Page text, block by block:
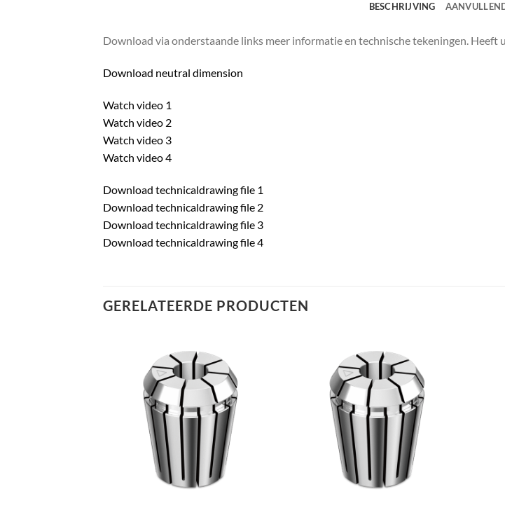
BESCHRIJVING
Download via onderstaande links meer informatie en technische tekeningen. Heeft
Download neutral dimension
Watch video 1
Watch video 2
Watch video 3
Watch video 4
Download technicaldrawing file 1
Download technicaldrawing file 2
Download technicaldrawing file 3
Download technicaldrawing file 4
GERELATEERDE PRODUCTEN